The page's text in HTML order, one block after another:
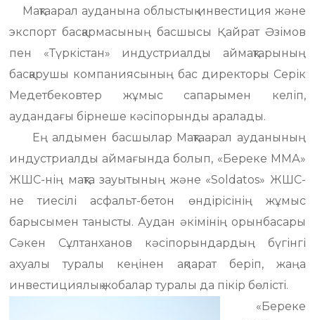
Мақтаарал ауданына облыстық инвестиция және
экспорт басқармасының басшысы Қайрат Әзімов
пен «Түркістан» индустриалды аймақтарының
басқарушы компаниясының бас директоры Серік
Медетбековтер жұмыс сапарымен келіп,
аудандағы бірнеше кәсіпорынды аралады.
Ең алдымен басшылар Мақтаарал ауданының
индустриалды аймағында болып, «Береке ММА»
ЖШС-нің мақта зауытының және «Soldatos» ЖШС-
не тиесілі асфальт-бетон өндірісінің жұмыс
барысымен танысты. Аудан әкімінің орынбасары
Сәкен Сұлтанханов кәсіпорындардың бүгінгі
ахуалы туралы кеңінен ақпарат беріп, жаңа
инвестициялық жобалар туралы да пікір бөлісті.
«Береке